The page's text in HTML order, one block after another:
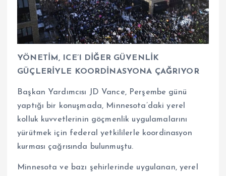
YÖNETİM, ICE’I DİĞER GÜVENLİK
GÜÇLERİYLE KOORDİNASYONA ÇAĞRIYOR
Başkan Yardımcısı JD Vance, Perşembe günü
yaptığı bir konuşmada, Minnesota’daki yerel
kolluk kuvvetlerinin göçmenlik uygulamalarını
yürütmek için federal yetkililerle koordinasyon
kurması çağrısında bulunmuştu.
Minnesota ve bazı şehirlerinde uygulanan, yerel